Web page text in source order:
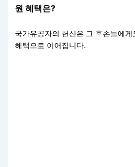
원 혜택은?
국가유공자의 헌신은 그 후손들에
혜택으로 이어집니다.